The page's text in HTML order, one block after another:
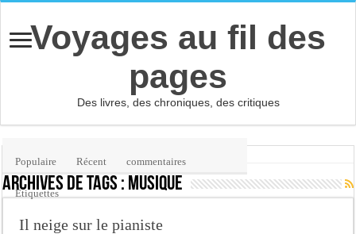
Voyages au fil des
pages
Des livres, des chroniques, des critiques
Archives de tags : musique
Il neige sur le pianiste
Populaire Récent commentaires
Etiquettes